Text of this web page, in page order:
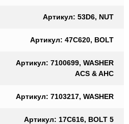
Артикул: 53D6, NUT
Артикул: 47C620, BOLT
Артикул: 7100699, WASHER
ACS & AHC
Артикул: 7103217, WASHER
Артикул: 17C616, BOLT 5